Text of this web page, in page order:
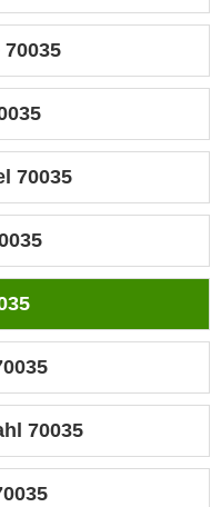
70035
70035